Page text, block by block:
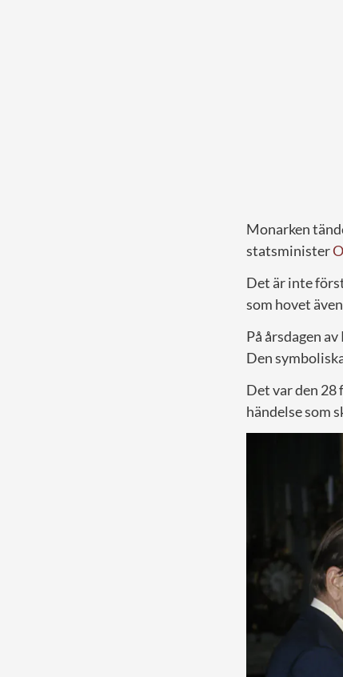
Monarken
statsminister
Det är inte
som hovet
På årsdagen
Den
Det var den 28
händelse som